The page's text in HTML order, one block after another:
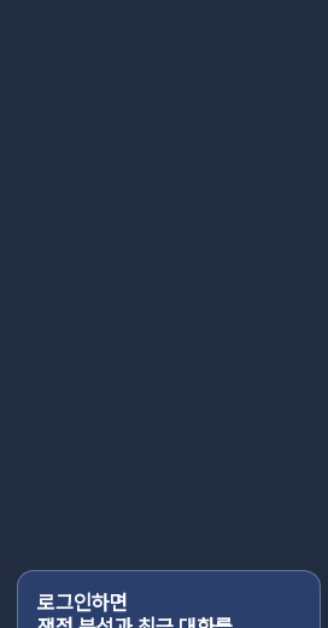
로그인하면